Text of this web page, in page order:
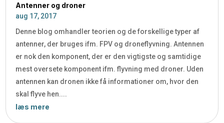
Antenner og droner
aug 17, 2017
Denne blog omhandler teorien og de forskellige typer af
antenner, der bruges ifm. FPV og droneflyvning. Antennen
er nok den komponent, der er den vigtigste og samtidige
mest oversete komponent ifm. flyvning med droner. Uden
antennen kan dronen ikke få informationer om, hvor den
skal flyve hen....
læs mere